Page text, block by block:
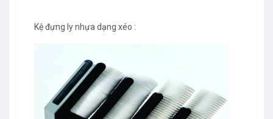
Kệ đựng ly nhựa dạng xéo :